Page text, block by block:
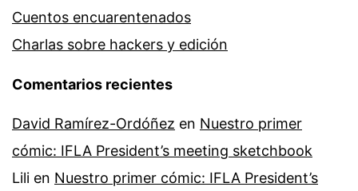
Cuentos encuarentenados
Charlas sobre hackers y edición
Comentarios recientes
David Ramírez-Ordóñez en Nuestro primer
cómic: IFLA President’s meeting sketchbook
Lili en Nuestro primer cómic: IFLA President’s